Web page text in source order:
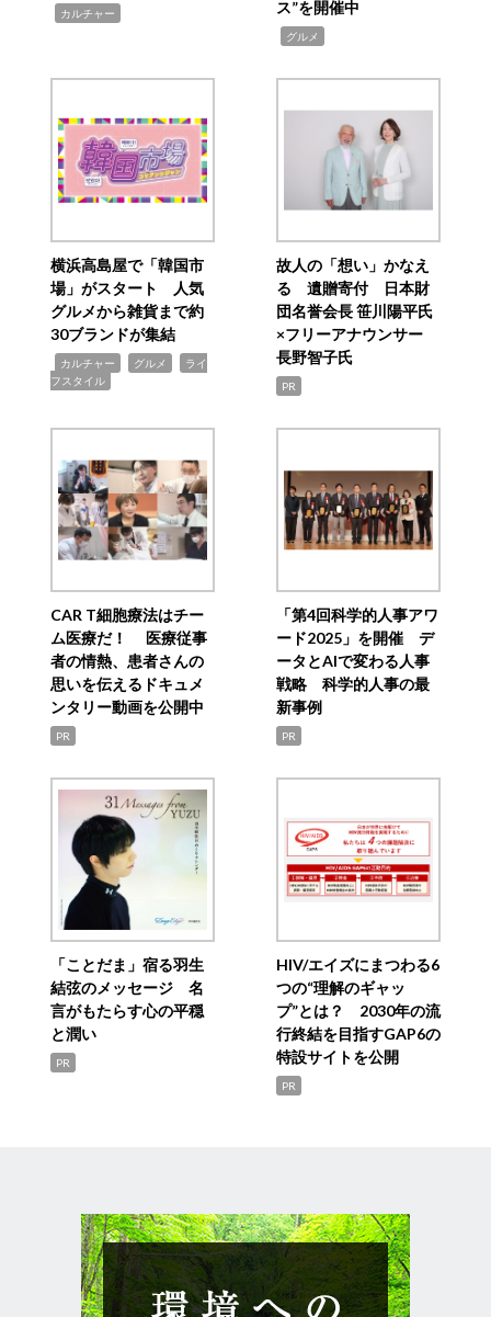
カルチャー ス”を開催中
グルメ
横浜高島屋で「韓国市
場」がスタート 人気
グルメから雑貨まで約
30ブランドが集結
カルチャー グルメ
ライ
フスタイル
故人の「想い」かなえ
る 遺贈寄付 日本財
団名誉会長 笹川陽平氏
×フリーアナウンサー
長野智子氏
PR
CAR T細胞療法はチー
ム医療だ！ 医療従事
者の情熱、患者さんの
思いを伝えるドキュメ
ンタリー動画を公開中
PR
「第4回科学的人事アワ
ード2025」を開催 デ
ータとAIで変わる人事
戦略 科学的人事の最
新事例
PR
「ことだま」宿る羽生
結弦のメッセージ 名
言がもたらす心の平穏
と潤い
PR
HIV/エイズにまつわる6
つの“理解のギャッ
プ”とは？ 2030年の流
行終結を目指すGAP6の
特設サイトを公開
PR